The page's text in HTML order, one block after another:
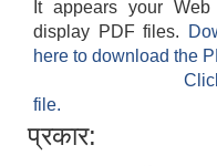
It appears your
display PDF files.
here to download the
file.
प्रकार: